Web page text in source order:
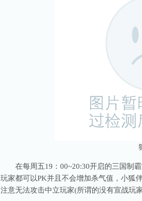
在每周五19：00~20:30开启的三国制霸
玩家都可以PK并且不会增加杀气值，小狐
注意无法攻击中立玩家(所谓的没有宣战玩家